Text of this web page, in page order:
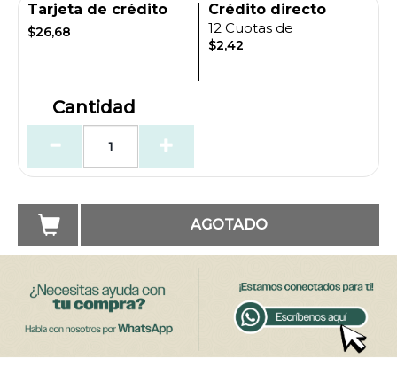
Tarjeta de crédito
$26,68
Crédito directo
12 Cuotas de
$2,42
Cantidad
AGOTADO